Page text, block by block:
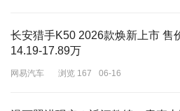
长安猎手K50 2026款焕新上市 售
14.19-17.89万
网易汽车 浏览 167 06-16